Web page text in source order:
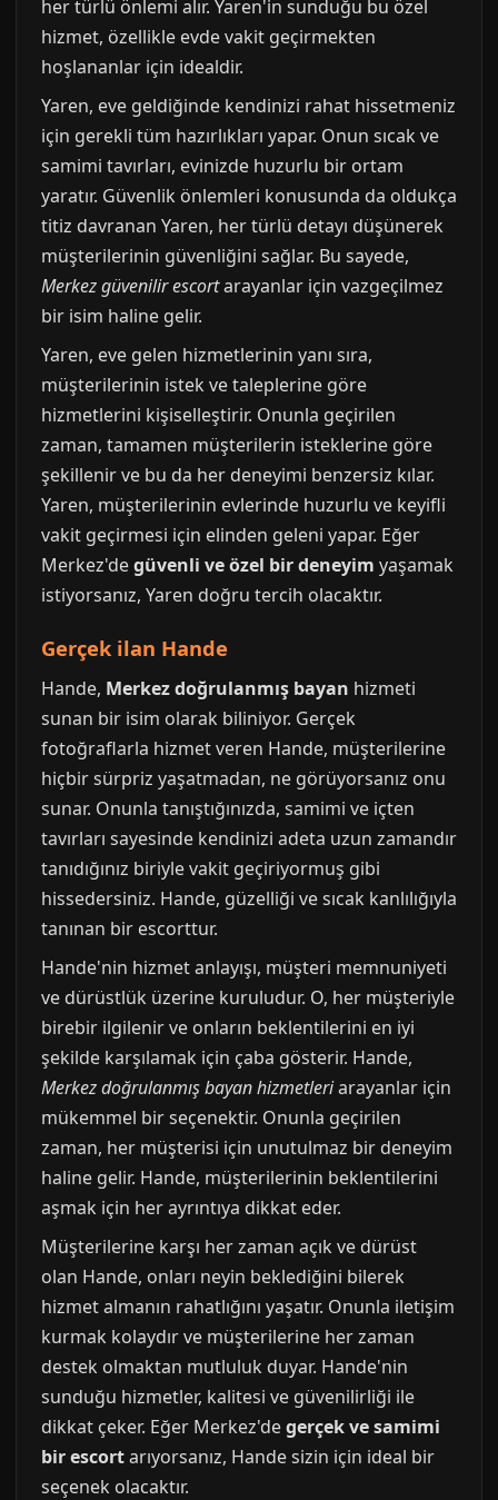
her türlü önlemi alır. Yaren'in sunduğu bu özel
hizmet, özellikle evde vakit geçirmekten
hoşlananlar için idealdir.
Yaren, eve geldiğinde kendinizi rahat hissetmeniz
için gerekli tüm hazırlıkları yapar. Onun sıcak ve
samimi tavırları, evinizde huzurlu bir ortam
yaratır. Güvenlik önlemleri konusunda da oldukça
titiz davranan Yaren, her türlü detayı düşünerek
müşterilerinin güvenliğini sağlar. Bu sayede,
Merkez güvenilir escortarayanlar için vazgeçilmez
bir isim haline gelir.
Yaren, eve gelen hizmetlerinin yanı sıra,
müşterilerinin istek ve taleplerine göre
hizmetlerini kişiselleştirir. Onunla geçirilen
zaman, tamamen müşterilerin isteklerine göre
şekillenir ve bu da her deneyimi benzersiz kılar.
Yaren, müşterilerinin evlerinde huzurlu ve keyifli
vakit geçirmesi için elinden geleni yapar. Eğer
Merkez'degüvenli ve özel bir deneyim yaşamak
istiyorsanız, Yaren doğru tercih olacaktır.
Gerçek ilan Hande
Hande, Merkez doğrulanmış bayan hizmeti
sunan bir isim olarak biliniyor. Gerçek
fotoğraflarla hizmet veren Hande, müşterilerine
hiçbir sürpriz yaşatmadan, ne görüyorsanız onu
sunar. Onunla tanıştığınızda, samimi ve içten
tavırları sayesinde kendinizi adeta uzun zamandır
tanıdığınız biriyle vakit geçiriyormuş gibi
hissedersiniz. Hande, güzelliği ve sıcak kanlılığıyla
tanınan bir escorttur.
Hande'nin hizmet anlayışı, müşteri memnuniyeti
ve dürüstlük üzerine kuruludur. O, her müşteriyle
birebir ilgilenir ve onların beklentilerini en iyi
şekilde karşılamak için çaba gösterir. Hande,
Merkez doğrulanmış bayan hizmetleriarayanlar için
mükemmel bir seçenektir. Onunla geçirilen
zaman, her müşterisi için unutulmaz bir deneyim
haline gelir. Hande, müşterilerinin beklentilerini
aşmak için her ayrıntıya dikkat eder.
Müşterilerine karşı her zaman açık ve dürüst
olan Hande, onları neyin beklediğini bilerek
hizmet almanın rahatlığını yaşatır. Onunla iletişim
kurmak kolaydır ve müşterilerine her zaman
destek olmaktan mutluluk duyar. Hande'nin
sunduğu hizmetler, kalitesi ve güvenilirliği ile
dikkat çeker. Eğer Merkez'degerçek ve samimi
bir escortarıyorsanız, Hande sizin için ideal bir
seçenek olacaktır.